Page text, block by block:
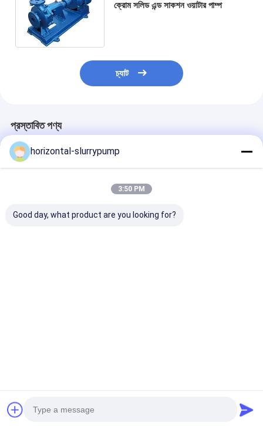
ক্রোম সলিড এন্ড সাকশন ওয়াটার পাম্প
চ্যাট
প্রস্তাবিত পণ্য
horizontal-slurrypump
3:50 PM
Good day, what product are you looking for?